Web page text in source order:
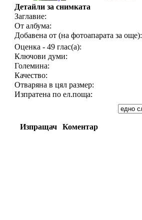
Детайли за снимката
Заглавие:
От албума:
Добавена от (на фотоапарата за още):
Оценка - 49 глас(а):
Ключови думи:
Големина:
Качество:
Отваряна в цял размер:
Изпратена по ел.поща:
Изпращач Коментар